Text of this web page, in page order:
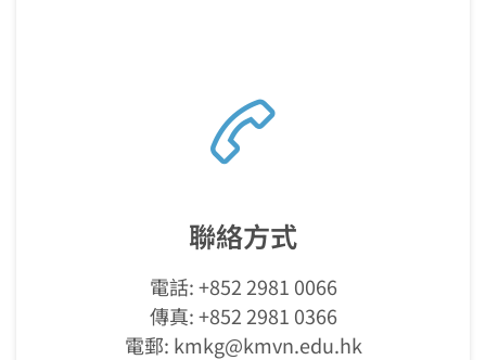
聯絡方式
電話: +852 2981 0066
傳真: +852 2981 0366
電郵: kmkg@kmvn.edu.hk